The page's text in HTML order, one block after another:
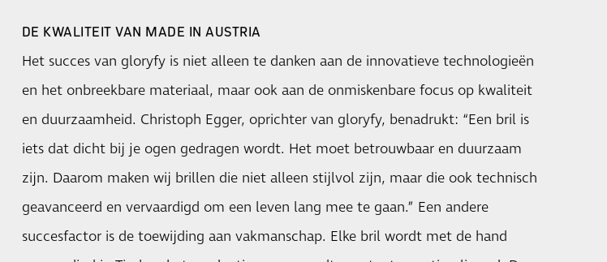
DE KWALITEIT VAN MADE IN AUSTRIA
Het succes van gloryfy is niet alleen te danken aan de innovatieve technologieën
en het onbreekbare materiaal, maar ook aan de onmiskenbare focus op kwaliteit
en duurzaamheid. Christoph Egger, oprichter van gloryfy, benadrukt: “Een bril is
iets dat dicht bij je ogen gedragen wordt. Het moet betrouwbaar en duurzaam
zijn. Daarom maken wij brillen die niet alleen stijlvol zijn, maar die ook technisch
geavanceerd en vervaardigd om een leven lang mee te gaan.” Een andere
succesfactor is de toewijding aan vakmanschap. Elke bril wordt met de hand